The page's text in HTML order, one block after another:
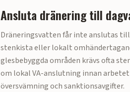
Ansluta dränering till
Dräneringsvatten får inte anslutas
stenkista eller lokalt
glesbebyggda områden krävs ofta
om lokal VA-anslutning innan
översvämning och sanktionsavgifter.